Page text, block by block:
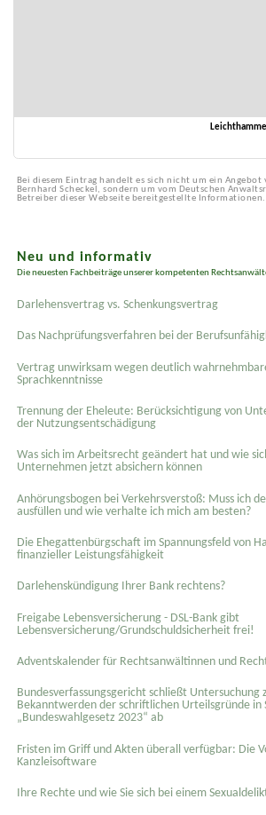
Bei diesem Eintrag handelt es sich nicht um ein Angebot
Bernhard Scheckel, sondern um vom Deutschen
Betreiber dieser Webseite bereitgestellte Informationen.
Neu und informativ
Die neuesten Fachbeiträge unserer kompetenten
Darlehensvertrag vs. Schenkungsvertrag
Das Nachprüfungsverfahren bei der
Vertrag unwirksam wegen deutlich
Sprachkenntnisse
Trennung der Eheleute: Berücksichtigung von
der Nutzungsentschädigung
Was sich im Arbeitsrecht geändert hat und wie
Unternehmen jetzt absichern können
Anhörungsbogen bei Verkehrsverstoß: Muss ich
ausfüllen und wie verhalte ich mich am besten?
Die Ehegattenbürgschaft im Spannungsfeld von
finanzieller Leistungsfähigkeit
Darlehenskündigung Ihrer Bank rechtens?
Freigabe Lebensversicherung - DSL-Bank gibt
Lebensversicherung/Grundschuldsicherheit frei!
Adventskalender für Rechtsanwältinnen und
Bundesverfassungsgericht schließt Untersuchung
Bekanntwerden der schriftlichen Urteilsgründe in
„Bundeswahlgesetz 2023“ ab
Fristen im Griff und Akten überall verfügbar: Die
Kanzleisoftware
Ihre Rechte und wie Sie sich bei einem